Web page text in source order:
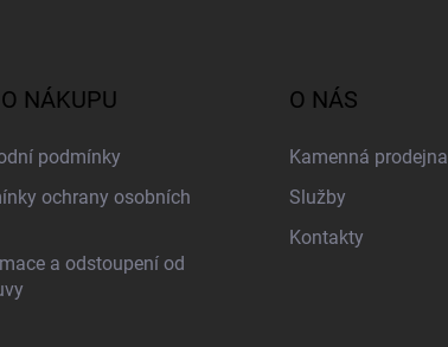
NÁKUPU
podmínky
ochrany osobních
a odstoupení od
O NÁS
Kamenná prodejna
Služby
Kontakty